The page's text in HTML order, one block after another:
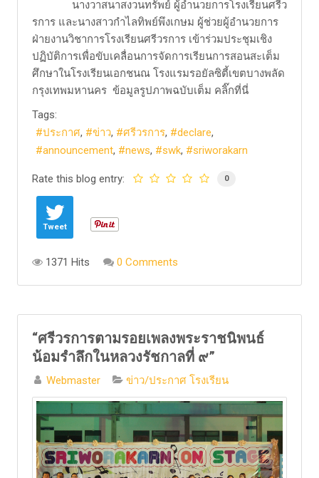
​ นางวาสนาสงวนทรัพย์ ผู้อำนวยการโรงเรียนศรีว
รการ และนางสาวกำไลทิพย์พึงเกษม ผู้ช่วยผู้อำนวยการ
ฝ่ายงานวิชาการโรงเรียนศรีวรการ เข้าร่วมประชุมเชิง
ปฏิบัติการเพื่อขับเคลื่อนการจัดการเรียนการสอนสะเต็ม
ศึกษาในโรงเรียนเอกชนณ โรงแรมรอยัลซิตี้เขตบางพลัด
กรุงเทพมหานคร ​ข้อมูลรูปภาพฉบับเต็ม คลิ๊กที่นี่
Tags:
ประกาศ
ข่าว ศรีวรการ
declare
announcement
news swk sriworakarn
Rate this blog entry: 0
Tweet
1371 Hits 0 Comments
“ศรีวรการตามรอยเพลงพระราชนิพนธ์
น้อมรำลึกในหลวงรัชกาลที่ ๙”
Webmaster ข่าว/ประกาศ โรงเรียน